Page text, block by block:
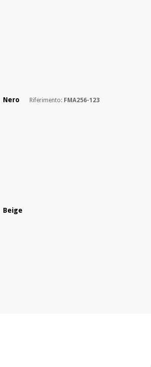
Nero Riferimento: FMA256-123
Beige